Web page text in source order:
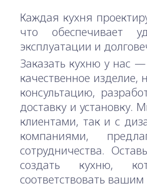
Каждая кухня
что обеспечивает
эксплуатации и
Заказать кухню у нас
качественное изделие,
консультацию,
доставку и установку.
клиентами, так и с
компаниями,
сотрудничества.
создать кухню,
соответствовать